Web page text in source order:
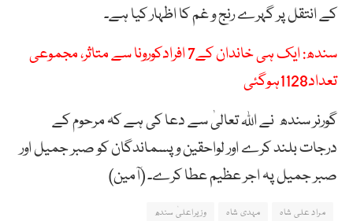
کے انتقل پر گہرے رنج و غم کا اظہار کیا ہے۔
سندھ: ایک ہی خاندان کے7 افرادکورونا سے متاثر، مجموعی
تعداد1128ہوگئی
گورنر سندھ نے اللہ تعالیٰ سے دعا کی ہے کہ مرحوم کے
درجات بلند کرے اور لواحقین و پسماندگان کو صبر جمیل اور
صبر جمیل پہ اجر عظیم عطا کرے۔ (آمین)
مراد علی شاہ مہدی شاہ وزیراعلیٰ سندھ